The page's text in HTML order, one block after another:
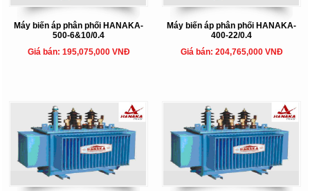
Máy biến áp phân phối HANAKA-
500-6&10/0.4
Giá bán: 195,075,000 VNĐ
Máy biến áp phân phối HANAKA-
400-22/0.4
Giá bán: 204,765,000 VNĐ